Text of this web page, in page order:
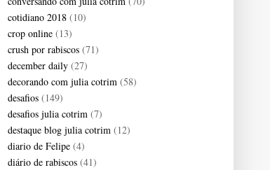
cotidiano 2018 (10)
crop online (13)
crush por rabiscos (71)
december daily (27)
decorando com julia cotrim (58)
desafios (149)
desafios julia cotrim (7)
destaque blog julia cotrim (12)
diario de Felipe (4)
diário de rabiscos (41)